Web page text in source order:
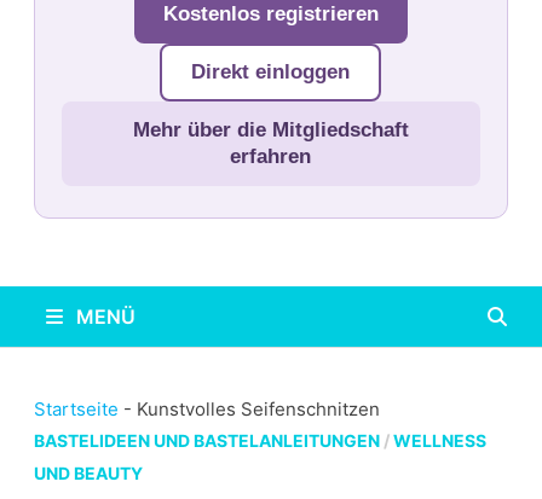
Kostenlos registrieren
Direkt einloggen
Mehr über die Mitgliedschaft
erfahren
MENÜ
Startseite - Kunstvolles Seifenschnitzen
BASTELIDEEN UND BASTELANLEITUNGEN/WELLNESS
UND BEAUTY